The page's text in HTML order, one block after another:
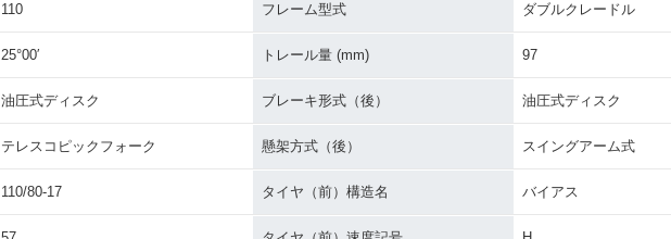
110 フレーム型式 ダブルクレードル
25°00′ トレール量 (mm) 97
油圧式ディスク ブレーキ形式（後） 油圧式ディスク
テレスコピックフォーク 懸架方式（後） スイングアーム式
110/80-17 タイヤ（前）構造名 バイアス